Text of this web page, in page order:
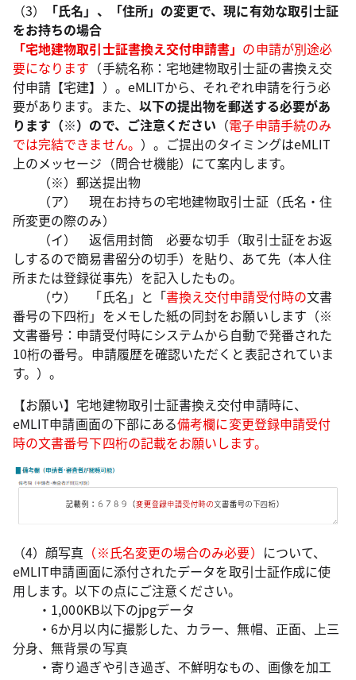
（3）
「氏名」、「住所」の変更で、現に有効な取引士証
をお持ちの場合
「宅地建物取引士証書換え交付申請書」 の申請が別途必
要になります （手続名称：宅地建物取引士証の書換え交
付申請【宅建】）。eMLITから、それぞれ申請を行う必
要があります。また、 以下の提出物を郵送する必要があ
ります（※）ので、ご注意ください （電子申請手続のみ
では完結できません。 ）。ご提出のタイミングはeMLIT
上のメッセージ（問合せ機能）にて案内します。
（※）郵送提出物
（ア） 現在お持ちの宅地建物取引士証（氏名・住
所変更の際のみ）
（イ） 返信用封筒 必要な切手（取引士証をお返
しするので簡易書留分の切手）を貼り、あて先（本人住
所または登録従事先）を記入したもの。
（ウ） 「氏名」と「書換え交付申請受付時の文書
番号の下四桁」をメモした紙の同封をお願いします（※
文書番号：申請受付時にシステムから自動で発番された
10桁の番号。申請履歴を確認いただくと表記されていま
す。）。
【お願い】宅地建物取引士証書換え交付申請時に、
eMLIT申請画面の下部にある備考欄に変更登録申請受付
時の文書番号下四桁の記載をお願いします。
（4）顔写真 （※氏名変更の場合のみ必要） について、
eMLIT申請画面に添付されたデータを取引士証作成に使
用します。以下の点にご注意ください。
・1,000KB以下のjpgデータ
・6か月以内に撮影した、カラー、無帽、正面、上三
分身、無背景の写真
・寄り過ぎや引き過ぎ、不鮮明なもの、画像を加工